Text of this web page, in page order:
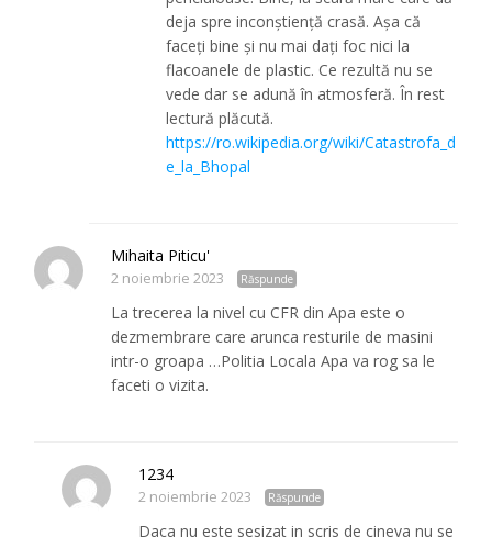
deja spre inconștiență crasă. Așa că
faceți bine și nu mai dați foc nici la
flacoanele de plastic. Ce rezultă nu se
vede dar se adună în atmosferă. În rest
lectură plăcută.
https://ro.wikipedia.org/wiki/Catastrofa_d
e_la_Bhopal
Mihaita Piticu'
2 noiembrie 2023 Răspunde
La trecerea la nivel cu CFR din Apa este o
dezmembrare care arunca resturile de masini
intr-o groapa …Politia Locala Apa va rog sa le
faceti o vizita.
1234
2 noiembrie 2023 Răspunde
Daca nu este sesizat in scris de cineva nu se